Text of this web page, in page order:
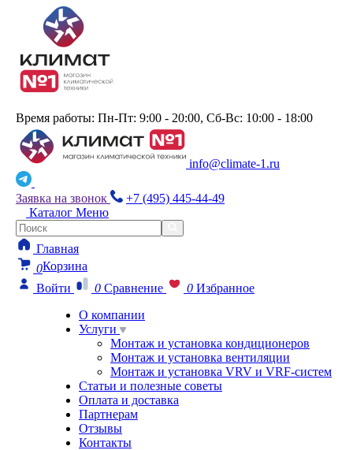
Время работы: Пн-Пт: 9:00 - 20:00, Сб-Вс: 10:00 - 18:00
info@climate-1.ru
Заявка на звонок
+7 (495) 445-44-49
Каталог Меню
Главная
0Корзина
Войти
0 Сравнение 0 Избранное
О компании
Услуги
Монтаж и установка кондиционеров
Монтаж и установка вентиляции
Монтаж и установка VRV и VRF-систем
Статьи и полезные советы
Оплата и доставка
Партнерам
Отзывы
Контакты